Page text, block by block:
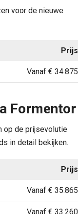
voor de nieuwe
Prijs
Vanaf € 34.875
Formentor
op de prijsevolutie
in detail bekijken.
Prijs
Vanaf € 35.865
Vanaf € 33.260